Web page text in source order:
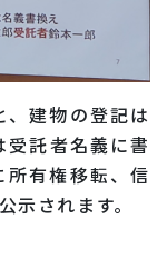
建物の登記は
託者名義に書
所有権移転、信
されます。